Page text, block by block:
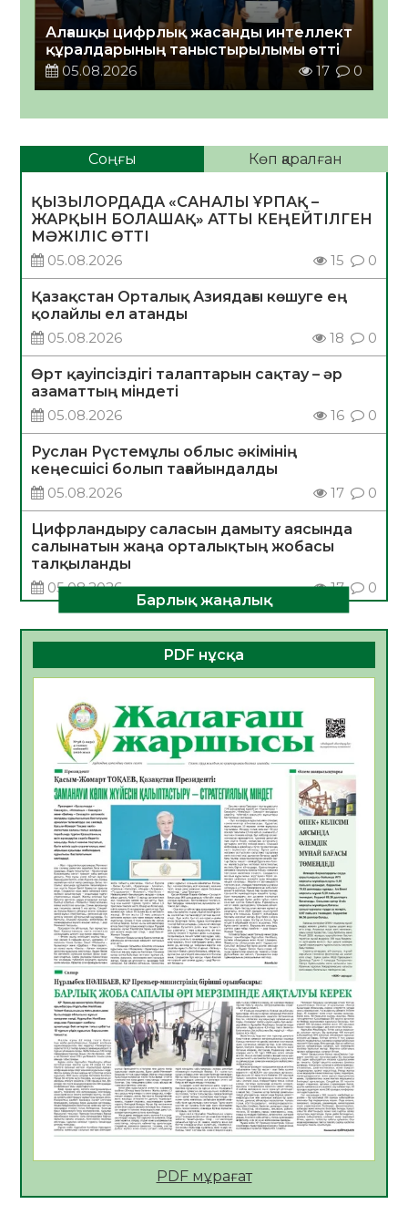
Алғашқы цифрлық жасанды интеллект
құралдарының таныстырылымы өтті
05.08.2026
17 0
Соңғы Көп қаралған
ҚЫЗЫЛОРДАДА «САНАЛЫ ҰРПАҚ –
ЖАРҚЫН БОЛАШАҚ» АТТЫ КЕҢЕЙТІЛГЕН
МӘЖІЛІС ӨТТІ
05.08.2026
15 0
Қазақстан Орталық Азиядағы көшуге ең
қолайлы ел атанды
05.08.2026
18 0
Өрт қауіпсіздігі талаптарын сақтау – әр
азаматтың міндеті
05.08.2026
16 0
Руслан Рүстемұлы облыс әкімінің
кеңесшісі болып тағайындалды
05.08.2026
17 0
Цифрландыру саласын дамыту аясында
салынатын жаңа орталықтың жобасы
талқыланды
05.08.2026
17 0
құралдарының таныстырылымы өтті
05.08.2026
17 0
Қазақстандықтардың 72,3%-ы жаңа
Құрылтай үшін дауыс беруге дайын
05.08.2026
18
ӘРБІР ДАУЫС – ҚОҒАМ ДАМУЫНА
ҚОСЫЛҒАН ҮЛЕС
05.08.2026
25
ҚҰРЫЛТАЙ САЙЛАУЫ – БІРЛІК ПЕН
ЖАУАПКЕРШІЛІККЕ БАСТАЙТЫН ҚАДАМ
05.08.2026
23
Мектептен – Ұлттық ұлан сапына
04.08.2026
34
Үкіметтік емес ұйымдарға арналған
сыйлықақы конкурсына өтінім қабылдау
басталды
04.08.2026
38
Үкіметте Президенттің отандық тауарды
қолдау жөніндегі тапсырмаларының
жүзеге асырылу барысы қаралуда
Жазғы лагерьде оқушылармен
профилактикалық кездесу өтті
Барлық жаңалық
PDF нұсқа
PDF мұрағат